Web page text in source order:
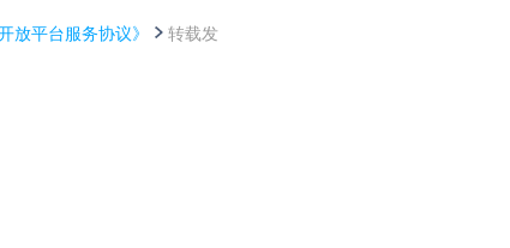
放平台服务协议》
转载发